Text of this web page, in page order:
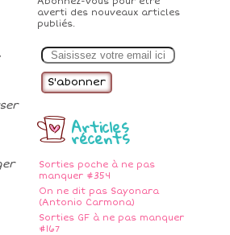
averti des nouveaux articles
publiés.
m
Articles
récents
Sorties poche à ne pas
manquer #354
On ne dit pas Sayonara
(Antonio Carmona)
Sorties GF à ne pas manquer
#167